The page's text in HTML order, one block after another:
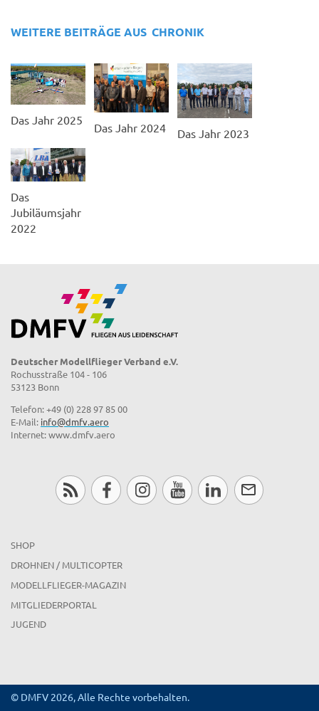
WEITERE BEITRÄGE AUS CHRONIK
Das Jahr 2025
Das Jahr 2024 Das Jahr 2023
Das
Jubiläumsjahr
2022
Deutscher Modellflieger Verband e.V.
Rochusstraße 104 - 106
53123 Bonn
Telefon: +49 (0) 228 97 85 00
E-Mail: info@dmfv.aero
Internet: www.dmfv.aero
SHOP
DROHNEN / MULTICOPTER
MODELLFLIEGER-MAGAZIN
MITGLIEDERPORTAL
JUGEND
© DMFV 2026, Alle Rechte vorbehalten.